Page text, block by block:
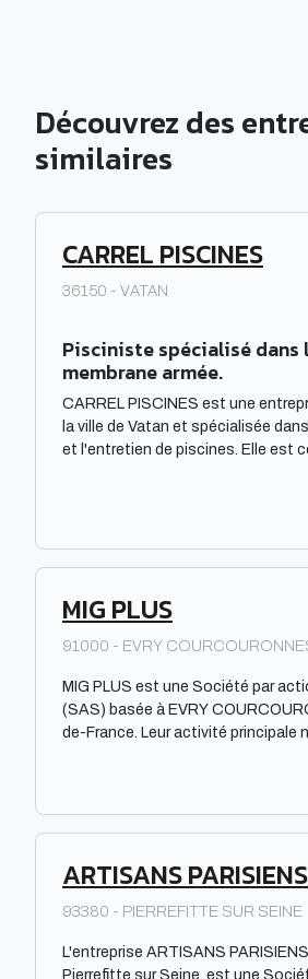
Découvrez des
similaires
CARREL PISCINES
36150 - VATAN
Pisciniste spécialisé dans
membrane armée.
CARREL PISCINES est une
la ville de Vatan et spécialisée
et l'entretien de piscines. Elle est
elle offre des prestations de
disposition de ses clients un
MIG PLUS
91000 - EVRY
MIG PLUS est une Société par
(SAS) basée à EVRY
de-France. Leur activité principale
professionnels du web, mais
ARTISANS PARISIENS
93380 - PIERREFITTE SUR SEINE
L'entreprise ARTISANS
Pierrefitte sur Seine, est une